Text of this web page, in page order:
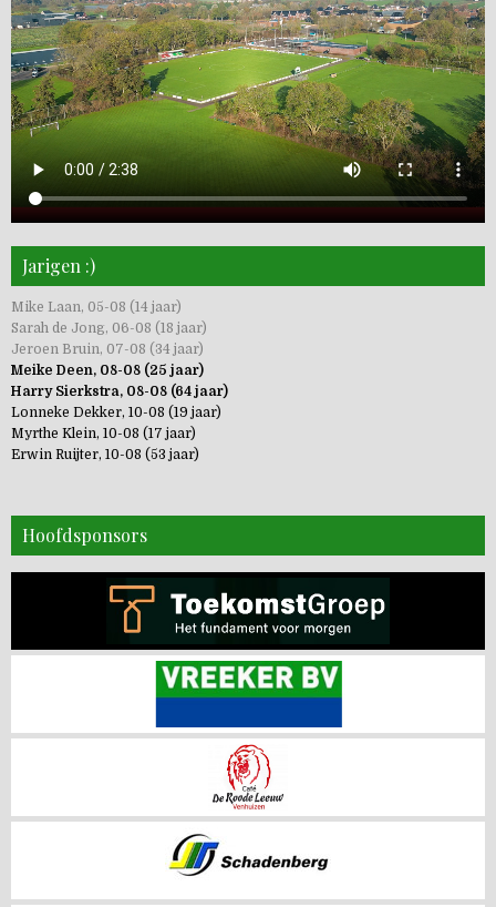
Jarigen :)
Mike Laan, 05-08 (14 jaar)
Sarah de Jong, 06-08 (18 jaar)
Jeroen Bruin, 07-08 (34 jaar)
Meike Deen, 08-08 (25 jaar)
Harry Sierkstra, 08-08 (64 jaar)
Lonneke Dekker, 10-08 (19 jaar)
Myrthe Klein, 10-08 (17 jaar)
Erwin Ruijter, 10-08 (53 jaar)
Hoofdsponsors